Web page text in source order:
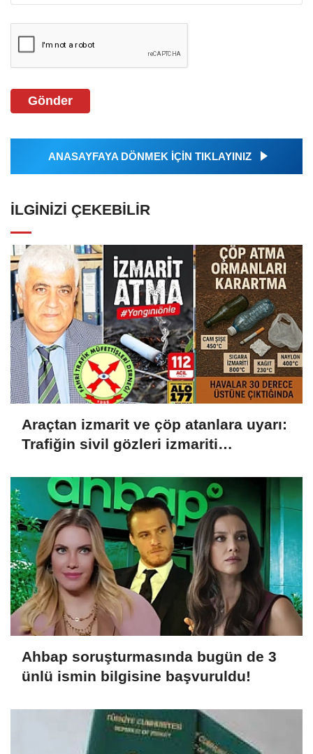
Gönder
ANASAYFAYA DÖNMEK İÇİN TIKLAYINIZ
İLGINIZI ÇEKEBILIR
Araçtan izmarit ve çöp atanlara uyarı:
Trafiğin sivil gözleri izmariti
Ahbap soruşturmasında bugün de 3
ünlü ismin bilgisine başvuruldu!